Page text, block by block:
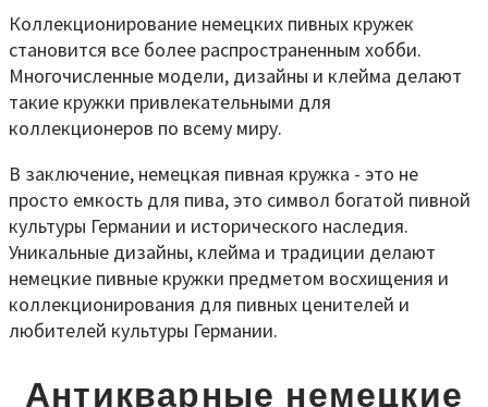
Коллекционирование немецких пивных кружек
становится все более распространенным хобби.
Многочисленные модели, дизайны и клейма делают
такие кружки привлекательными для
коллекционеров по всему миру.
В заключение, немецкая пивная кружка - это не
просто емкость для пива, это символ богатой пивной
культуры Германии и исторического наследия.
Уникальные дизайны, клейма и традиции делают
немецкие пивные кружки предметом восхищения и
коллекционирования для пивных ценителей и
любителей культуры Германии.
Антикварные немецкие